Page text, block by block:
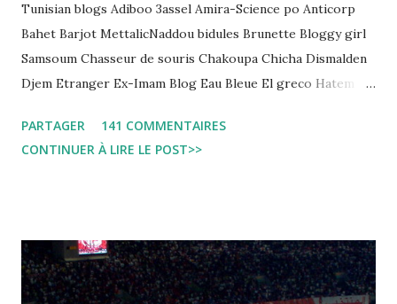
Tunisian blogs Adiboo 3assel Amira-Science po Anticorp
Bahet Barjot MettalicNaddou bidules Brunette Bloggy girl
Samsoum Chasseur de souris Chakoupa Chicha Dismalden
Djem Etranger Ex-Imam Blog Eau Bleue El greco Hatem
Leila fi amarikia Little Sarah American girl Massir mots a
dire Mouch ex Mazzika Tun...
PARTAGER
141 COMMENTAIRES
CONTINUER À LIRE LE POST>>